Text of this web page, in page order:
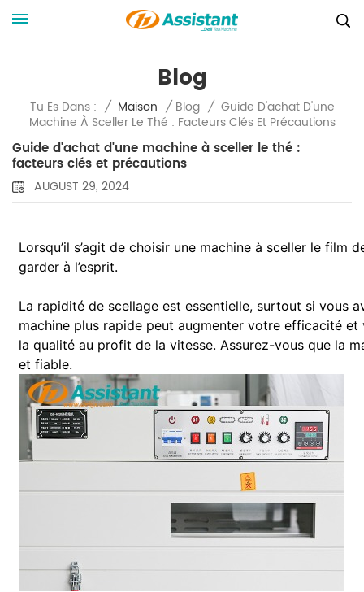
Blog
Tu Es Dans : / Maison / Blog / Guide D'achat D'une
Machine À Sceller Le Thé : Facteurs Clés Et Précautions
Guide d'achat d'une machine à sceller le thé :
facteurs clés et précautions
AUGUST 29, 2024
Lorsqu’il s’agit de choisir une machine à sceller le film
garder à l’esprit.
La rapidité de scellage est essentielle, surtout si vous
machine plus rapide peut augmenter votre efficacité
la qualité au profit de la vitesse. Assurez-vous que la
et fiable.